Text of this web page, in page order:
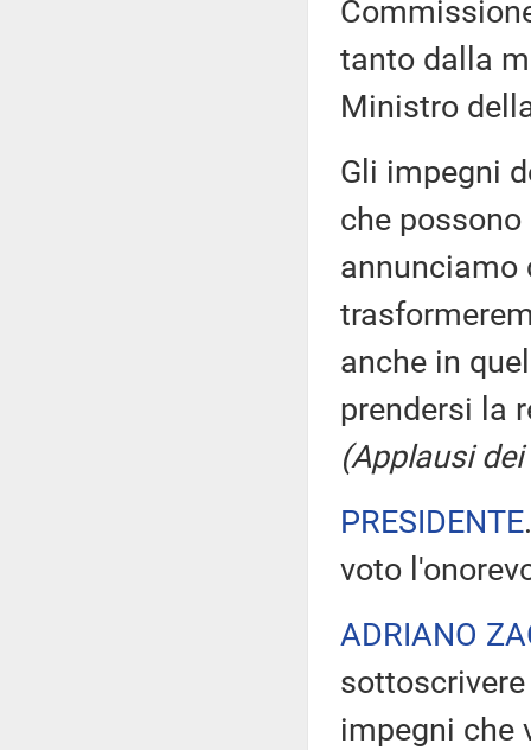
tanto dalla
Ministro
Gli impegni
che
annunciamo
anche in
prendersi la
(Applausi
PRESIDENTE
voto
ADRIANO
impegni che